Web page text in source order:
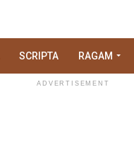
SCRIPTA RAGAM
ADVERTISEMENT